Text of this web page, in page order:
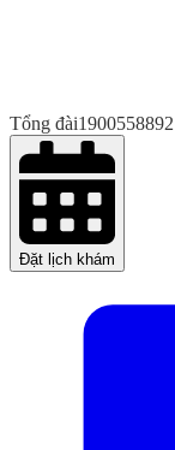
Tổng đài1900558892
Đặt lịch khám